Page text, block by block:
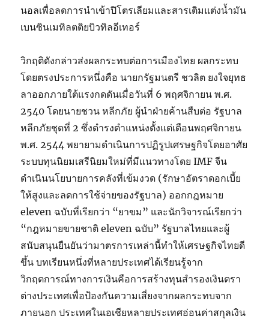
นอลเพื่อลดการนำเข้าปิโตรเลียมและสารเติมแต่งน้ำมัน
เบนซินเมทิลตติยบิวทิลอีเทอร์
วิกฤติดังกล่าวส่งผลกระทบต่อการเมืองไทย ผลกระทบ
โดยตรงประการหนึ่งคือ นายกรัฐมนตรี ชวลิต ยงใจยุทธ
ลาออกภายใต้แรงกดดันเมื่อวันที่ 6 พฤศจิกายน พ.ศ.
2540 โดยนายชวน หลีกภัย ผู้นำฝ่ายค้านสืบต่อ รัฐบาล
หลีกภัยชุดที่ 2 ซึ่งดำรงตำแหน่งตั้งแต่เดือนพฤศจิกายน
พ.ศ. 2544 พยายามดำเนินการปฏิรูปเศรษฐกิจโดยอาศัย
ระบบทุนนิยมเสรีนิยมใหม่ที่มีแนวทางโดย IMF จีน
ดำเนินนโยบายการคลังที่เข้มงวด (รักษาอัตราดอกเบี้ย
ให้สูงและลดการใช้จ่ายของรัฐบาล) ออกกฎหมาย
eleven ฉบับที่เรียกว่า “ยาขม” และนักวิจารณ์เรียกว่า
“กฎหมายขายชาติ eleven ฉบับ” รัฐบาลไทยและผู้
สนับสนุนยืนยันว่ามาตรการเหล่านี้ทำให้เศรษฐกิจไทยดี
ขึ้น บทเรียนหนึ่งที่หลายประเทศได้เรียนรู้จาก
วิกฤตการณ์ทางการเงินคือการสร้างทุนสำรองเงินตรา
ต่างประเทศเพื่อป้องกันความเสี่ยงจากผลกระทบจาก
ภายนอก ประเทศในเอเชียหลายประเทศอ่อนค่าสกุลเงิน